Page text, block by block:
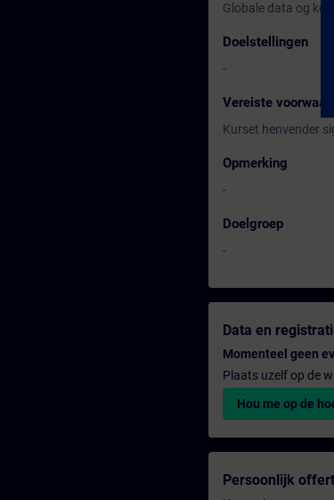
Globale data og
Doelstellingen
-
Vereiste
Kurset henvender
Opmerking
-
Doelgroep
-
Data en
Momenteel geen
Plaats uzelf op de
Hou me op de
Persoonlijk